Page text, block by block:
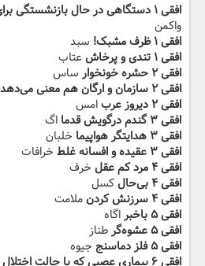
افقی ۱ دستگاهی در حال بازنشستگی برای ضبط و پخش نوار كاست
واکمن
افقی ۱ ظرف مشبک!
سبد
افقی ۱ تندی و پرخاش
عتاب
افقی ۲ حشره خونخوار
ساس
افقی ۲ ‬‫سازمان و ارگان هم معنی می‌دهد
افقی ۲ ديروز عرب
امس
افقی ۳ گندم درگويش قدما
اگ
افقی ۳ هدايتگر هواپيما
خلبان
افقی ۳ عقيده و افسانه غلط
خرافات
افقی ۴ ‬‫مرد كم عقل
خرف
افقی ۴ بی‌حال
کسل
افقی ۴ سرزنش كردن
ملامت
افقی ۵ باخبر
اگاه
افقی ۵ عشوه‌گر
طناز
افقی ۵ فلز دماسنج
جیوه